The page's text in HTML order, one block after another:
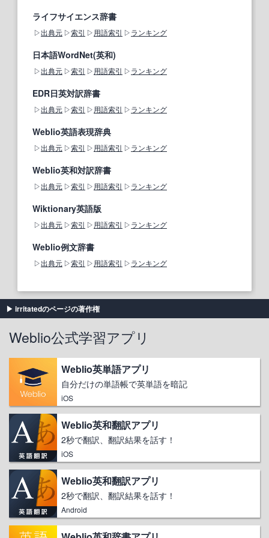
ライフサイエンス辞書
出典元 索引 用語索引 ランキング
日本語WordNet(英和)
出典元 索引 用語索引 ランキング
EDR日英対訳辞書
出典元 索引 用語索引 ランキング
Weblio英語表現辞典
出典元 索引 用語索引 ランキング
Weblio英和対訳辞書
出典元 索引 用語索引 ランキング
Wiktionary英語版
出典元 索引 用語索引 ランキング
Weblio例文辞書
出典元 索引 用語索引 ランキング
irritatedのページの著作権
Weblio公式学習アプリ
Weblio英単語アプリ
自分だけの単語帳で英単語を暗記
iOS
Weblio英和翻訳アプリ
2秒で翻訳、翻訳結果を話す！
iOS
Weblio英和翻訳アプリ
2秒で翻訳、翻訳結果を話す！
Android